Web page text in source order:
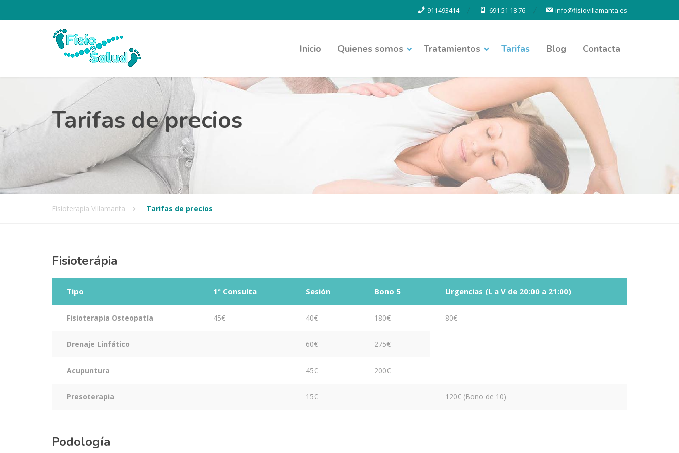
911493414 691 51 18 76 info@fisiovillamanta.es
Inicio Quienes somos Tratamientos Tarifas Blog Contacta
Tarifas de precios
Fisioterapia Villamanta Tarifas de precios
Fisioterápia
Tipo 1ª Consulta Sesión Bono 5 Urgencias (L a V de 20:00 a 21:00)
Fisioterapia Osteopatía 45€ 40€ 180€ 80€
Drenaje Linfático 60€ 275€
Acupuntura 45€ 200€
Presoterapia 15€ 120€ (Bono de 10)
Podología